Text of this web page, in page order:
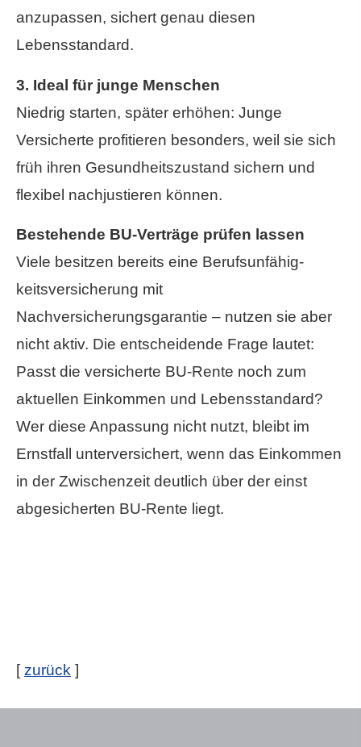
anzupassen, sichert genau diesen
Lebensstandard.
3. Ideal für junge Menschen
Niedrig starten, später erhöhen: Junge
Versicherte profitieren besonders, weil sie sich
früh ihren Gesundheitszustand sichern und
flexibel nachjustieren können.
Bestehende BU-Verträge prüfen lassen
Viele besitzen bereits eine Berufs­unfähig­
keitsversicherung mit
Nachversicherungsgarantie – nutzen sie aber
nicht aktiv. Die entscheidende Frage lautet:
Passt die versicherte BU-Rente noch zum
aktuellen Einkommen und Lebensstandard?
Wer diese Anpassung nicht nutzt, bleibt im
Ernstfall unterversichert, wenn das Einkommen
in der Zwischenzeit deutlich über der einst
abgesicherten BU-Rente liegt.
[zurück ]